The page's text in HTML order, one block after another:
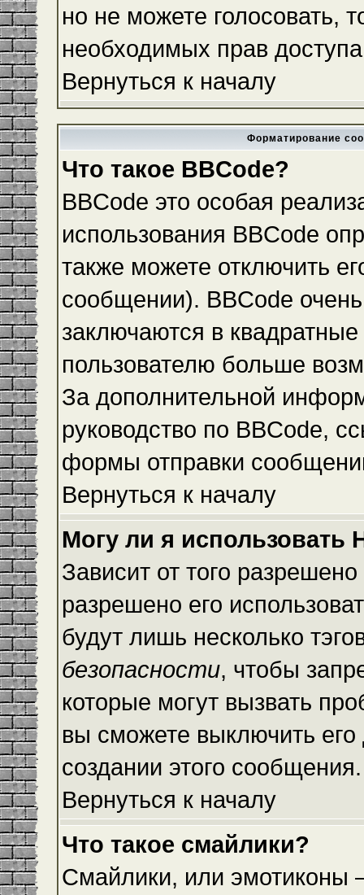
но не можете голосовать,
необходимых прав
Вернуться к началу
Форматирование
Что такое BBCode?
BBCode это особая
использования BBCode
также можете отключить
сообщении). BBCode
заключаются в
пользователю больше
За дополнительной
руководство по BBCode,
формы отправки
Вернуться к началу
Могу ли я использовать
Зависит от того
разрешено его
будут лишь несколько
безопасности, чтобы
которые могут вызвать
вы сможете выключить
создании этого сообщения.
Вернуться к началу
Что такое смайлики?
Смайлики, или эмотиконы